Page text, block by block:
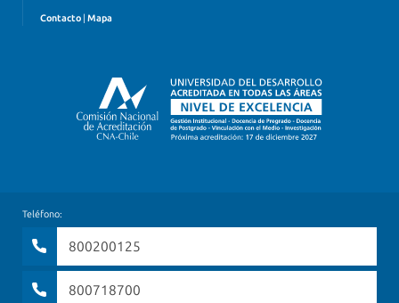
Contacto | Mapa
Teléfono:
800200125
800718700